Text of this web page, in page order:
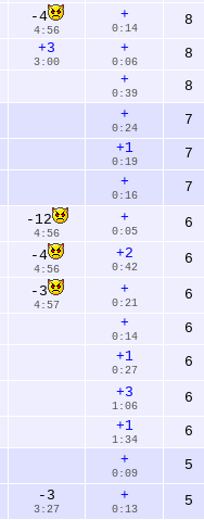
-4
4:56
+
0:14
8
+3
3:00
+
0:06
8
+
0:39 8
+
0:24
7
+1
0:19
7
+
0:16
7
-12
4:56
+
0:05
6
-4
4:56
+2
0:42
6
-3
4:57
+
0:21
6
+
0:14
6
+1
0:27
6
+3
1:06
6
+1
1:34
6
+
0:09
5
-3
3:27
+
0:13
5